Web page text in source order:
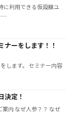
に利用できる仮設膜ユ
ーをします！！
します。 セミナー内容
決定！
内 なぜ人参？？ なぜ